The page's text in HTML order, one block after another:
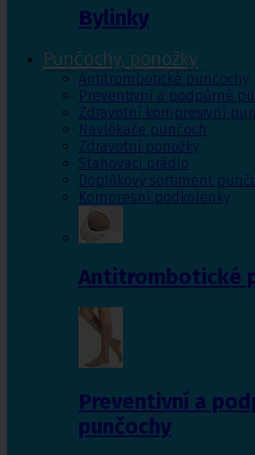
Bylinky
Punčochy, ponožky
Antitrombotické punčochy
Preventivní a podpůrné
Zdravotní kompresivní
Navlékače punčoch
Zdravotní ponožky
Stahovací prádlo
Doplňkový sortiment
Kompresní podkolenky
Antitrombotické
Preventivní a
punčochy